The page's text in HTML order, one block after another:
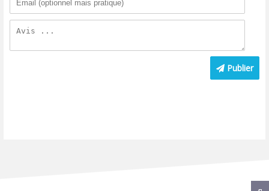
Publier